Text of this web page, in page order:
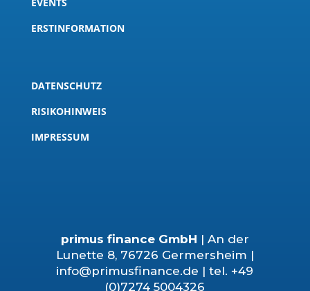
ERSTINFORMATION
DATENSCHUTZ
RISIKOHINWEIS
IMPRESSUM
primus finance GmbH | An der
Lunette 8, 76726 Germersheim |
info@primusfinance.de | tel. +49
(0)7274 5004326